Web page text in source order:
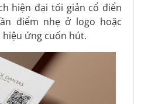
hiện đại tối giản cổ điển
điểm nhẹ ở logo hoặc
ứng cuốn hút.